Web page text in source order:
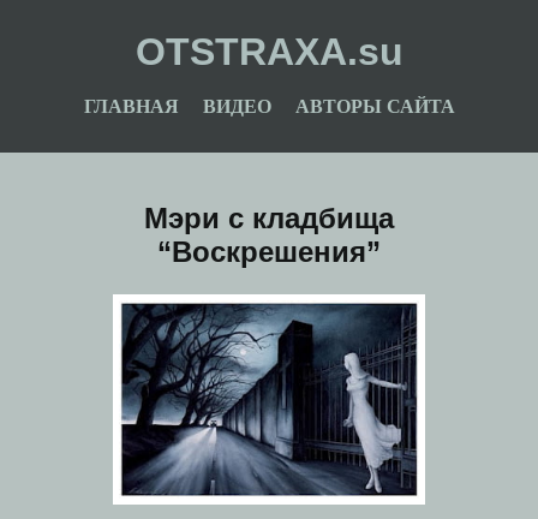
OTSTRAXA.su
ГЛАВНАЯ ВИДЕО АВТОРЫ САЙТА
Мэри с кладбища
“Воскрешения”